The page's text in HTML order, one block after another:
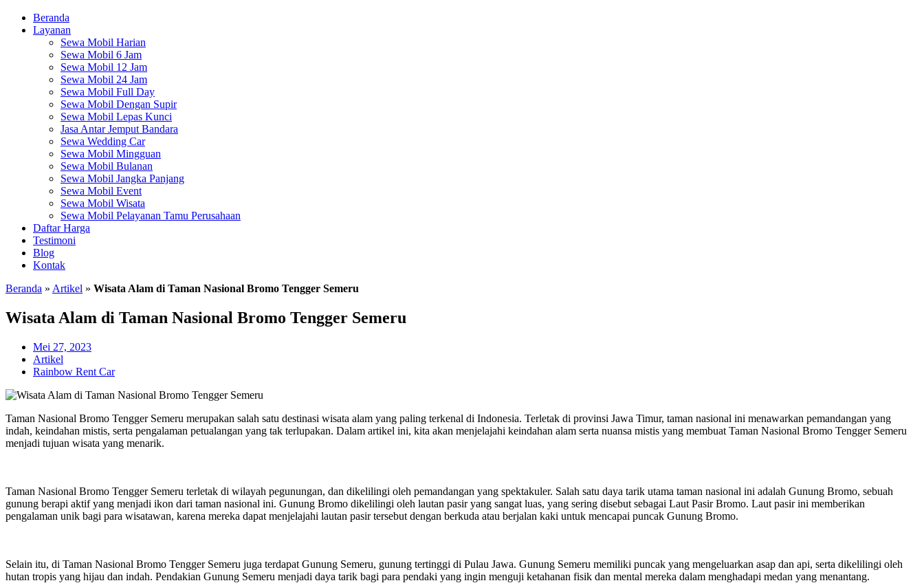
Beranda
Layanan
Sewa Mobil Harian
Sewa Mobil 6 Jam
Sewa Mobil 12 Jam
Sewa Mobil 24 Jam
Sewa Mobil Full Day
Sewa Mobil Dengan Supir
Sewa Mobil Lepas Kunci
Jasa Antar Jemput Bandara
Sewa Wedding Car
Sewa Mobil Mingguan
Sewa Mobil Bulanan
Sewa Mobil Jangka Panjang
Sewa Mobil Event
Sewa Mobil Wisata
Sewa Mobil Pelayanan Tamu Perusahaan
Daftar Harga
Testimoni
Blog
Kontak
Beranda » Artikel » Wisata Alam di Taman Nasional Bromo Tengger Semeru
Wisata Alam di Taman Nasional Bromo Tengger Semeru
Mei 27, 2023
Artikel
Rainbow Rent Car
Taman Nasional Bromo Tengger Semeru merupakan salah satu destinasi wisata alam yang paling terkenal di Indonesia. Terletak di provinsi Jawa Timur, taman nasional ini menawarkan pemandangan yang
indah, keindahan mistis, serta pengalaman petualangan yang tak terlupakan. Dalam artikel ini, kita akan menjelajahi keindahan alam serta nuansa mistis yang membuat Taman Nasional Bromo Tengger Semeru
menjadi tujuan wisata yang menarik.
Taman Nasional Bromo Tengger Semeru terletak di wilayah pegunungan, dan dikelilingi oleh pemandangan yang spektakuler. Salah satu daya tarik utama taman nasional ini adalah Gunung Bromo, sebuah
gunung berapi aktif yang menjadi ikon dari taman nasional ini. Gunung Bromo dikelilingi oleh lautan pasir yang sangat luas, yang sering disebut sebagai Laut Pasir Bromo. Laut pasir ini memberikan
pengalaman unik bagi para wisatawan, karena mereka dapat menjelajahi lautan pasir tersebut dengan berkuda atau berjalan kaki untuk mencapai puncak Gunung Bromo.
Selain itu, di Taman Nasional Bromo Tengger Semeru juga terdapat Gunung Semeru, gunung tertinggi di Pulau Jawa. Gunung Semeru memiliki puncak yang mengeluarkan asap dan api, serta dikelilingi oleh
hutan tropis yang hijau dan indah. Pendakian Gunung Semeru menjadi daya tarik bagi para pendaki yang ingin menguji ketahanan fisik dan mental mereka dalam menghadapi medan yang menantang.